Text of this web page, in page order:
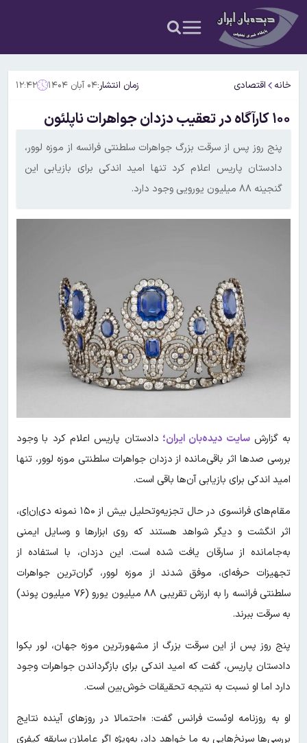
خانه اقتصادی زمان انتشار:۰۴ آبان ۱۴۰۴ ۱۲:۴۲
۱۰۰ کارآگاه در تعقیب دزدان جواهرات ناپلئون
پنج روز پس از سرقت بزرگ جواهرات سلطنتی فرانسه از موزه لوور،
دادستان پاریس اعلام کرد تنها امید اندکی برای بازیابی این
گنجینه ۸۸ میلیون یورویی وجود دارد.
به گزارش سایت دیده‌بان ایران؛ دادستان پاریس اعلام کرد با وجود
بررسی صدها اثر باقی‌مانده از دزدان جواهرات سلطنتی موزه لوور، تنها
امید اندکی برای بازیابی آن‌ها باقی است.
مقام‌های فرانسوی در حال تجزیه‌وتحلیل بیش از ۱۵۰ نمونه دی‌اِن‌اِی،
اثر انگشت و دیگر شواهد هستند که روی ابزارها و وسایل ایمنی
به‌جامانده از سارقان یافت شده است. این دزدان، با استفاده از
تجهیزات حرفه‌ای، موفق شدند از موزه لوور، گران‌ترین جواهرات
سلطنتی فرانسه را به ارزش تقریبی ۸۸ میلیون یورو (۷۶ میلیون پوند)
به سرقت ببرند.
پنج روز پس از این سرقت بزرگ از مشهورترین موزه جهان، لور بکوا
دادستان پاریس، گفت که امید اندکی برای بازگرداندن جواهرات وجود
دارد اما او نسبت به نتیجه تحقیقات خوش‌بین است.
او به روزنامه اوئست فرانس گفت: «احتمالا در روزهای آینده نتایج
بررسی‌ها سرنخ‌هایی به ما خواهد داد، به‌ویژه اگر عاملان سابقه کیفری